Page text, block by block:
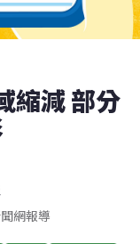
縮減 部分
網報導